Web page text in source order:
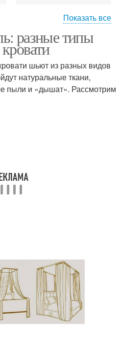
Кровати с балдахином
Показать все
разные типы
шьют из разных видов
натуральные ткани,
пыли и «дышат». Рассмотрим